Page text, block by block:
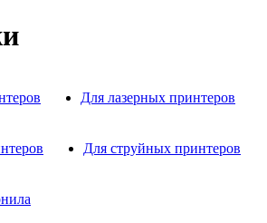
Для лазерных принтеров
Для струйных принтеров